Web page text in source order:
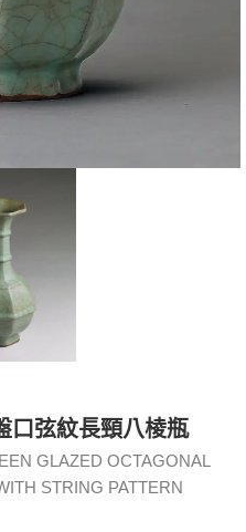
口弦紋長頸八棱瓶
GLAZED OCTAGONAL
STRING PATTERN